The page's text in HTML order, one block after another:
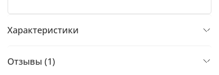
Характеристики
Отзывы (1)